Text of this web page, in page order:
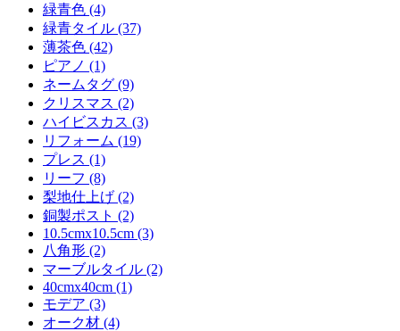
緑青色 (4)
緑青タイル (37)
薄茶色 (42)
ピアノ (1)
ネームタグ (9)
クリスマス (2)
ハイビスカス (3)
リフォーム (19)
プレス (1)
リーフ (8)
梨地仕上げ (2)
銅製ポスト (2)
10.5cmx10.5cm (3)
八角形 (2)
マーブルタイル (2)
40cmx40cm (1)
モデア (3)
オーク材 (4)